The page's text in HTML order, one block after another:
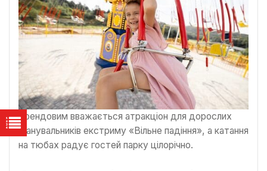
Трендовим вважається атракціон для дорослих
шанувальників екстриму «Вільне падіння», а катання
на тюбах радує гостей парку цілорічно.